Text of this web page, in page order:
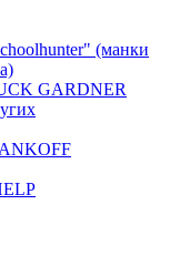
(манки
GARDNER